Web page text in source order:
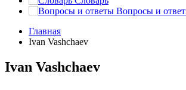
Вопросы и
Главная
Ivan Vashchaev
Ivan Vashchaev